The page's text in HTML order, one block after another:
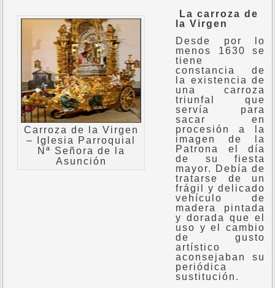
Carroza de la Virgen
– Iglesia Parroquial
Nª Señora de la
Asunción
La carroza de
la Virgen
Desde por lo
menos 1630 se
tiene
constancia de
la existencia de
una carroza
triunfal que
servía para
sacar en
procesión a la
imagen de la
Patrona el día
de su fiesta
mayor. Debía de
tratarse de un
frágil y delicado
vehículo de
madera pintada
y dorada que el
uso y el cambio
de gusto
artístico
aconsejaban su
periódica
sustitución.